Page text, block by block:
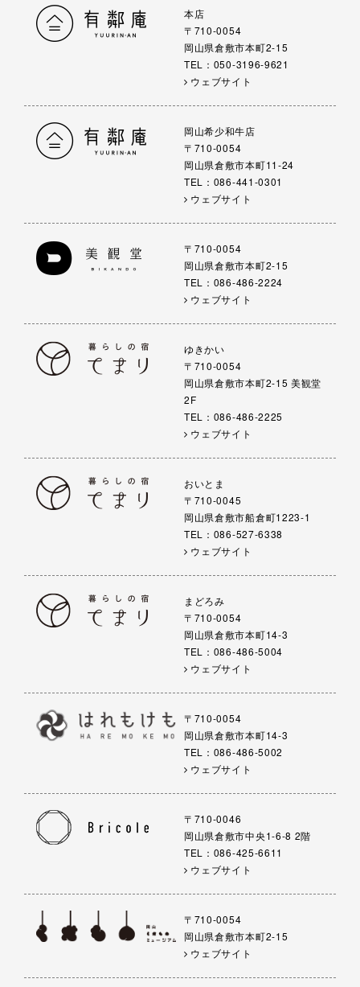
本店
〒710-0054
岡山県倉敷市本町2-15
TEL：050-3196-9621
ウェブサイト
岡山希少和牛店
〒710-0054
岡山県倉敷市本町11-24
TEL：086-441-0301
ウェブサイト
〒710-0054
岡山県倉敷市本町2-15
TEL：086-486-2224
ウェブサイト
ゆきかい
〒710-0054
岡山県倉敷市本町2-15 美観堂
2F
TEL：086-486-2225
ウェブサイト
おいとま
〒710-0045
岡山県倉敷市船倉町1223-1
TEL：086-527-6338
ウェブサイト
まどろみ
〒710-0054
岡山県倉敷市本町14-3
TEL：086-486-5004
ウェブサイト
〒710-0054
岡山県倉敷市本町14-3
TEL：086-486-5002
ウェブサイト
〒710-0046
岡山県倉敷市中央1-6-8 2階
TEL：086-425-6611
ウェブサイト
〒710-0054
岡山県倉敷市本町2-15
ウェブサイト